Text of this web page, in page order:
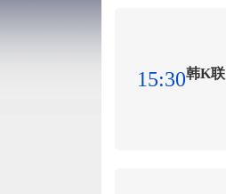
15:30韩K联